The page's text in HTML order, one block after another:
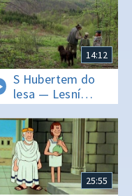
14:12
S Hubertem do
lesa — Lesní
studánka
25:55